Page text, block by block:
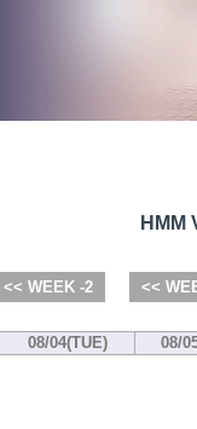
HMM
<< WEEK -2 <<
08/04(TUE) 08/